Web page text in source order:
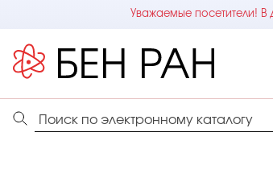
Уважаемые посетители!